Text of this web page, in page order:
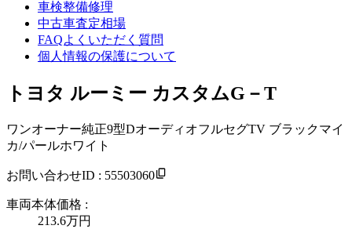
車検整備修理
中古車査定相場
FAQよくいただく質問
個人情報の保護について
トヨタ ルーミー カスタムG－T
ワンオーナー純正9型DオーディオフルセグTV ブラックマイ
カ/パールホワイト
お問い合わせID : 55503060
車両本体価格 :
213.6万円